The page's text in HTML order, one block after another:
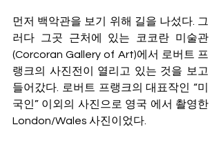
먼저 백악관을 보기 위해 길을 나섰다. 그
러다 그곳 근처에 있는 코코란 미술관
(Corcoran Gallery of Art)에서 로버트 프
랭크의 사진전이 열리고 있는 것을 보고
들어갔다. 로버트 프랭크의 대표작인 “미
국인” 이외의 사진으로 영국 에서 촬영한
London/Wales 사진이었다.